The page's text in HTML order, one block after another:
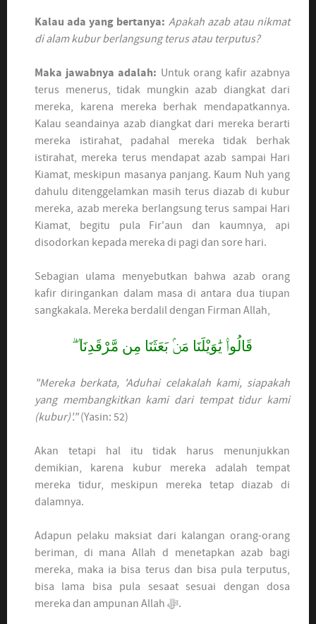
Kalau ada yang bertanya: Apakah azab atau nikmat
di alam kubur berlangsung terus atau terputus?
Maka jawabnya adalah: Untuk orang kafir azabnya
terus menerus, tidak mungkin azab diangkat dari
mereka, karena mereka berhak mendapatkannya.
Kalau seandainya azab diangkat dari mereka berarti
mereka istirahat, padahal mereka tidak berhak
istirahat, mereka terus mendapat azab sampai Hari
Kiamat, meskipun masanya panjang. Kaum Nuh yang
dahulu ditenggelamkan masih terus diazab di kubur
mereka, azab mereka berlangsung terus sampai Hari
Kiamat, begitu pula Fir'aun dan kaumnya, api
disodorkan kepada mereka di pagi dan sore hari.
Sebagian ulama menyebutkan bahwa azab orang
kafir diringankan dalam masa di antara dua tiupan
sangkakala. Mereka berdalil dengan Firman Allah,
قَالُوا۟ يَٰوَيْلَنَا مَنۢ بَعَثَنَا مِن مَّرْقَدِنَا ۜ ۗ
"Mereka berkata, 'Aduhai celakalah kami, siapakah
yang membangkitkan kami dari tempat tidur kami
(kubur)'."(Yasin: 52)
Akan tetapi hal itu tidak harus menunjukkan
demikian, karena kubur mereka adalah tempat
mereka tidur, meskipun mereka tetap diazab di
dalamnya.
Adapun pelaku maksiat dari kalangan orang-orang
beriman, di mana Allah d menetapkan azab bagi
mereka, maka ia bisa terus dan bisa pula terputus,
bisa lama bisa pula sesaat sesuai dengan dosa
mereka dan ampunan Allah ﷻ.